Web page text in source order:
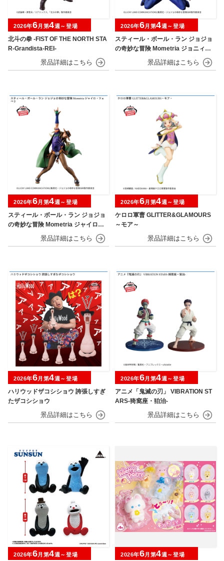
北斗の拳 -FIST OF THE NORTH STA
R-Grandista-REI-
2026年6月第4週～登場
スティール・ボール・ラン ジョジョ
の奇妙な冒険 Mometria ジョニィ・
ジョースター
2026年6月第4週～登場
スティール・ボール・ラン ジョジョ
の奇妙な冒険 Mometria ジャイロ・
2026年6月第4週～登場
ケロロ軍曹 GLITTER&GLAMOURS
～モア～
2026年6月第4週～登場
ハリウッドザコシショウ 誇張しすぎ
たザコシショウ
2026年6月第4週～登場
アニメ「鬼滅の刃」 VIBRATION ST
ARS-猗窩座・狛治-
2026年6月第4週～登場
2026年6月第4週～登場 2026年6月第4週～登場